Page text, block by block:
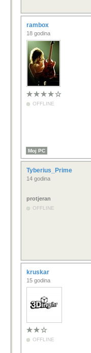
rambox
18 godina
OFFLINE
Moj PC
Tyberius_Prime
14 godina
protjeran
OFFLINE
kruskar
15 godina
OFFLINE